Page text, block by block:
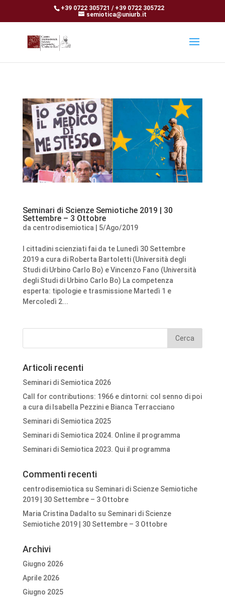
+39 0722 305721 / +39 0722 305722
semiotica@uniurb.it
Seminari di Scienze Semiotiche 2019 | 30
Settembre – 3 Ottobre
da centrodisemiotica 5/Ago/2019
I cittadini scienziati fai da te Lunedì 30 Settembre
2019 a cura di Roberta Bartoletti (Università degli
Studi di Urbino Carlo Bo) e Vincenzo Fano (Università
degli Studi di Urbino Carlo Bo) La competenza
esperta: tipologie e trasmissione Martedì 1 e
Mercoledì 2...
Articoli recenti
Seminari di Semiotica 2026
Call for contributions: 1966 e dintorni: col senno di poi
a cura di Isabella Pezzini e Bianca Terracciano
Seminari di Semiotica 2025
Seminari di Semiotica 2024. Online il programma
Seminari di Semiotica 2023. Qui il programma
Commenti recenti
centrodisemiotica su Seminari di Scienze Semiotiche
2019 | 30 Settembre – 3 Ottobre
Maria Cristina Dadalto su Seminari di Scienze
Semiotiche 2019 | 30 Settembre – 3 Ottobre
Archivi
Giugno 2026
Aprile 2026
Giugno 2025